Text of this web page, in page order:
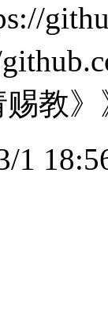
教》
1